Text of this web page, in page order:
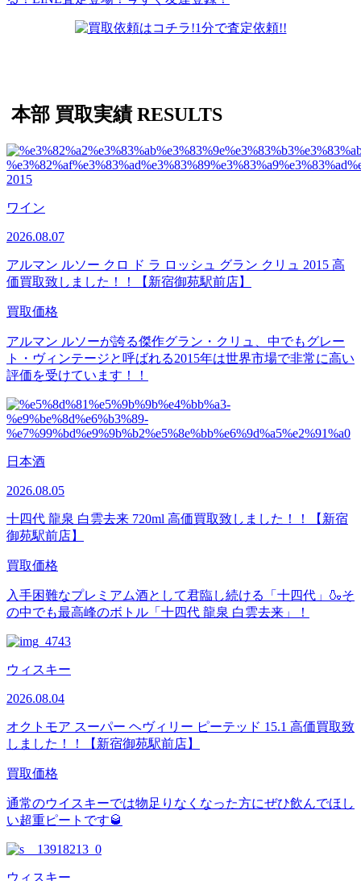
本部 買取実績RESULTS
ワイン
2026.08.07
アルマン ルソー クロ ド ラ ロッシュ グラン クリュ 2015 高
価買取致しました！！【新宿御苑駅前店】
買取価格
アルマン ルソーが誇る傑作グラン・クリュ、中でもグレー
ト・ヴィンテージと呼ばれる2015年は世界市場で非常に高い
評価を受けています！！
日本酒
2026.08.05
十四代 龍泉​ 白雲去来 720ml 高価買取致しました！！【新宿
御苑駅前店】
買取価格
入手困難なプレミアム酒として君臨し続ける「十四代」🍶そ
の中でも最高峰のボトル「十四代 龍泉 白雲去来」！
ウィスキー
2026.08.04
オクトモア スーパー ヘヴィリー ピーテッド 15.1 高価買取致
しました！！【新宿御苑駅前店】
買取価格
通常のウイスキーでは物足りなくなった方にぜひ飲んでほし
い超重ピートです🥃
ウィスキー